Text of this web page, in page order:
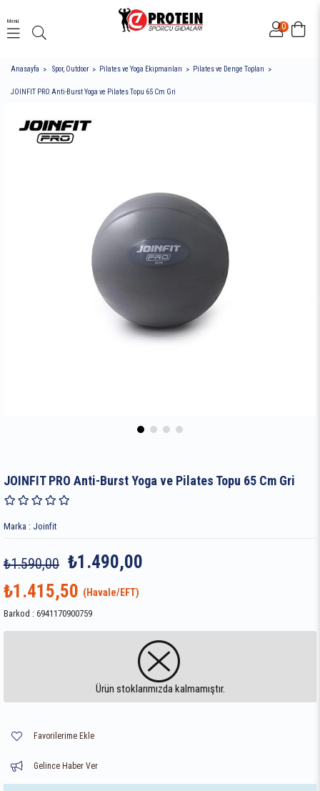
0
Menü
Anasayfa Spor, Outdoor Pilates ve Yoga Ekipmanları Pilates ve Denge Topları
JOINFIT PRO Anti-Burst Yoga ve Pilates Topu 65 Cm Gri
JOINFIT PRO Anti-Burst Yoga ve Pilates Topu 65 Cm Gri
Marka : Joinfit
₺1.590,00 ₺1.490,00
₺1.415,50
Barkod : 6941170900759
Ürün stoklarımızda kalmamıştır.
Favorilerime Ekle
Gelince Haber Ver